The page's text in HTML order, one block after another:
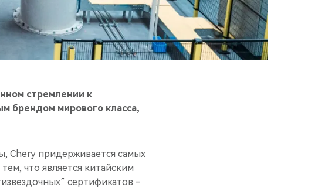
стремлении к
брендом мирового класса,
Chery придерживается самых
что является китайским
сертификатов -